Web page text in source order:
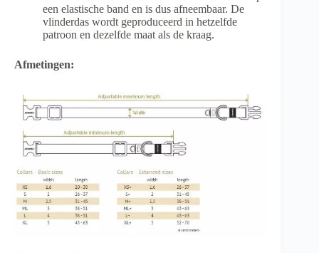
een elastische band en is dus afneembaar. De
vlinderdas wordt geproduceerd in hetzelfde
patroon en dezelfde maat als de kraag.
Afmetingen: